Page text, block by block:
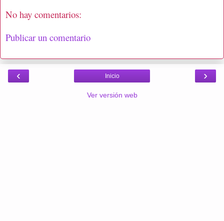
No hay comentarios:
Publicar un comentario
‹ ›
Inicio
Ver versión web